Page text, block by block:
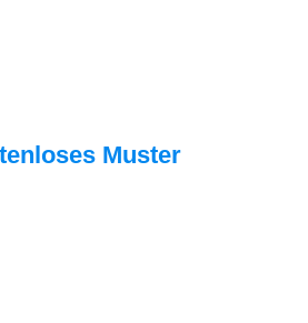
Muster